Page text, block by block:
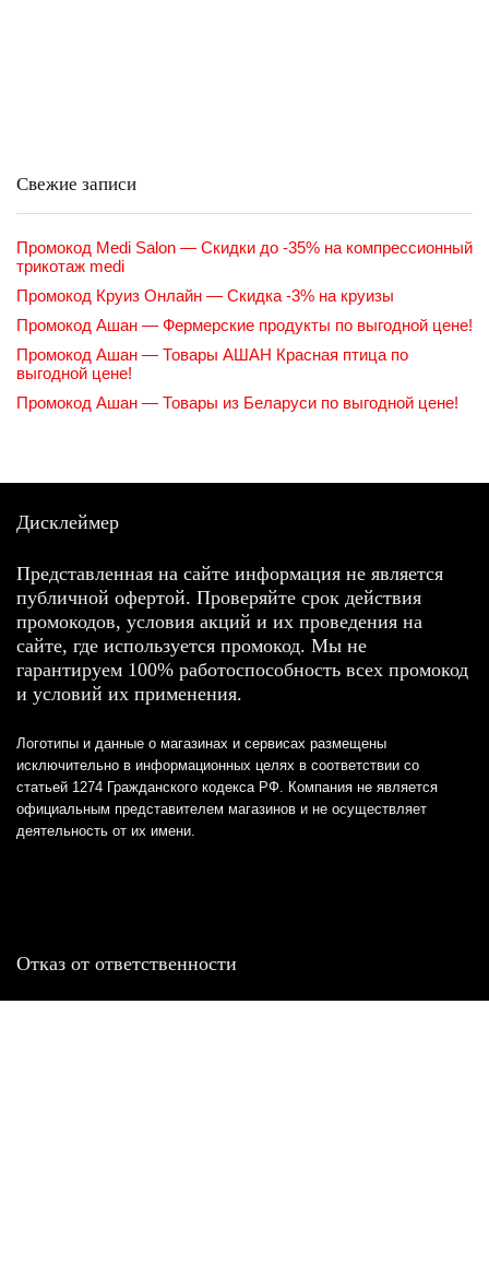
Свежие записи
Промокод Medi Salon — Скидки до -35% на компрессионный
трикотаж medi
Промокод Круиз Онлайн — Скидка -3% на круизы
Промокод Ашан — Фермерские продукты по выгодной цене!
Промокод Ашан — Товары АШАН Красная птица по
выгодной цене!
Промокод Ашан — Товары из Беларуси по выгодной цене!
Дисклеймер
Представленная на сайте информация не является
публичной офертой. Проверяйте срок действия
промокодов, условия акций и их проведения на
сайте, где используется промокод. Мы не
гарантируем 100% работоспособность всех промокод
и условий их применения.
Логотипы и данные о магазинах и сервисах размещены
исключительно в информационных целях в соответствии со
статьей 1274 Гражданского кодекса РФ. Компания не является
официальным представителем магазинов и не осуществляет
деятельность от их имени.
Отказ от ответственности